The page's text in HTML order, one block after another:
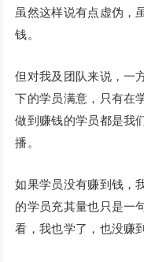
虽然这样说有点虚伪，
钱。
但对我及团队来说，一
下的学员满意，只有在
做到赚钱的学员都是我
播。
如果学员没有赚到钱，
的学员充其量也只是一
看，我也学了，也没赚